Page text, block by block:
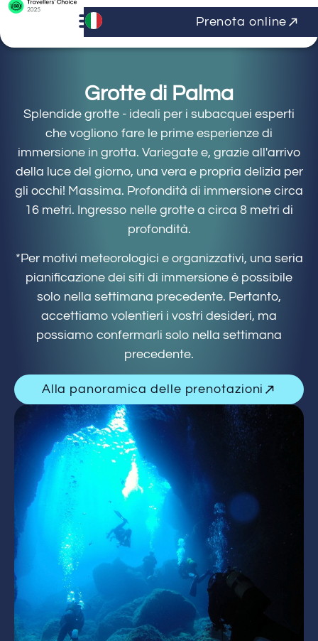
Prenota online
Grotte di Palma
Splendide grotte - ideali per i subacquei esperti
che vogliono fare le prime esperienze di
immersione in grotta. Variegate e, grazie all'arrivo
della luce del giorno, una vera e propria delizia per
gli occhi! Massima. Profondità di immersione circa
16 metri. Ingresso nelle grotte a circa 8 metri di
profondità.
*Per motivi meteorologici e organizzativi, una seria
pianificazione dei siti di immersione è possibile
solo nella settimana precedente. Pertanto,
accettiamo volentieri i vostri desideri, ma
possiamo confermarli solo nella settimana
precedente.
Alla panoramica delle prenotazioni